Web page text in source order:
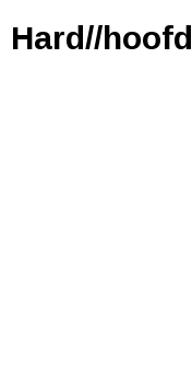
Hard//hoofd